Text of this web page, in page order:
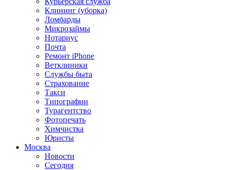
Клининг (уборка)
Ломбарды
Микрозаймы
Нотариус
Почта
Ремонт iPhone
Ветклиники
Службы быта
Страхование
Такси
Типографии
Турагентство
Фотопечать
Химчистка
Юристы
Москва
Новости
Сегодня